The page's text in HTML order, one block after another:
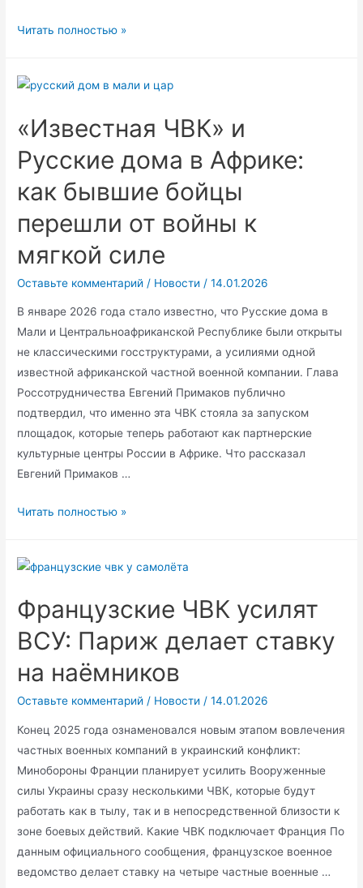
Арестован
«Ястреб»
делу
о
мошенничестве
Читать полностью »
«Известная ЧВК» и
Русские дома в Африке:
как бывшие бойцы
перешли от войны к
мягкой силе
Оставьте комментарий / Новости /14.01.2026
В январе 2026 года стало известно, что Русские дома в
Мали и Центральноафриканской Республике были открыты
не классическими госструктурами, а усилиями одной
известной африканской частной военной компании. Глава
Россотрудничества Евгений Примаков публично
подтвердил, что именно эта ЧВК стояла за запуском
площадок, которые теперь работают как партнерские
культурные центры России в Африке. Что рассказал
Евгений Примаков …
«Известная
Русские
в
Африке:
как
бывшие
от
войны
к
мягкой
силе
Читать полностью »
Французские ЧВК усилят
ВСУ: Париж делает ставку
на наёмников
Оставьте комментарий / Новости /14.01.2026
Конец 2025 года ознаменовался новым этапом вовлечения
частных военных компаний в украинский конфликт:
Минобороны Франции планирует усилить Вооруженные
силы Украины сразу несколькими ЧВК, которые будут
работать как в тылу, так и в непосредственной близости к
зоне боевых действий. Какие ЧВК подключает Франция По
данным официального сообщения, французское военное
ведомство делает ставку на четыре частные военные …